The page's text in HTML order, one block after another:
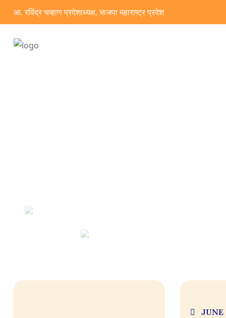
आ. रविंद्र चव्हाण प्रदेशाध्यक्ष, भाजपा महाराष्ट्र प्रदेश
JUNE